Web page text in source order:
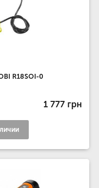
R18SOI-0
1 777 грн